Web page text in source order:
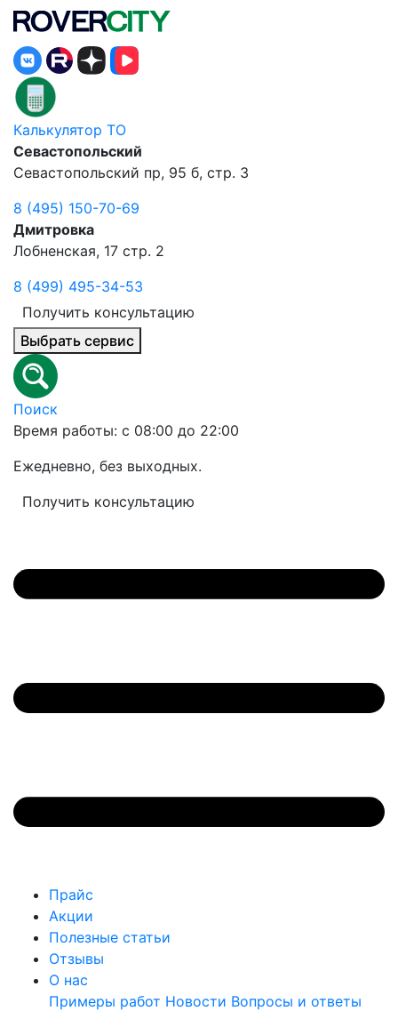
Калькулятор ТО
Севастопольский
Севастопольский пр, 95 б, стр. 3
8 (495) 150-70-69
Дмитровка
Лобненская, 17 стр. 2
8 (499) 495-34-53
Получить консультацию
Выбрать сервис
Поиск
Время работы: с 08:00 до 22:00
Ежедневно, без выходных.
Получить консультацию
Прайс
Акции
Полезные статьи
Отзывы
О нас
Примеры работ Новости Вопросы и ответы